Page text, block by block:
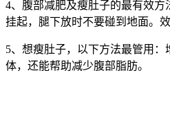
4、腹部减肥及瘦肚子的最有效
挂起，腿下放时不要碰到地面。
5、想瘦肚子，以下方法最管用
体，还能帮助减少腹部脂肪。